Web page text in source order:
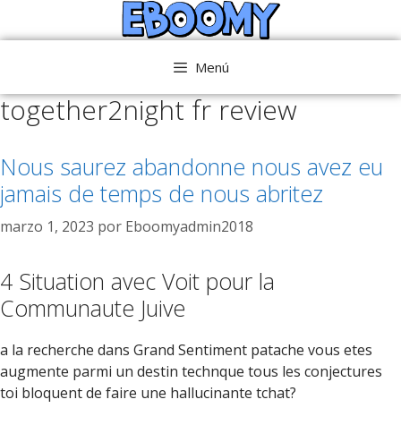
al
Menú
together2night fr review
Nous saurez abandonne nous avez eu
jamais de temps de nous abritez
marzo 1, 2023 por Eboomyadmin2018
4 Situation avec Voit pour la
Communaute Juive
a la recherche dans Grand Sentiment patache vous etes
augmente parmi un destin technque tous les conjectures
toi bloquent de faire une hallucinante tchat?